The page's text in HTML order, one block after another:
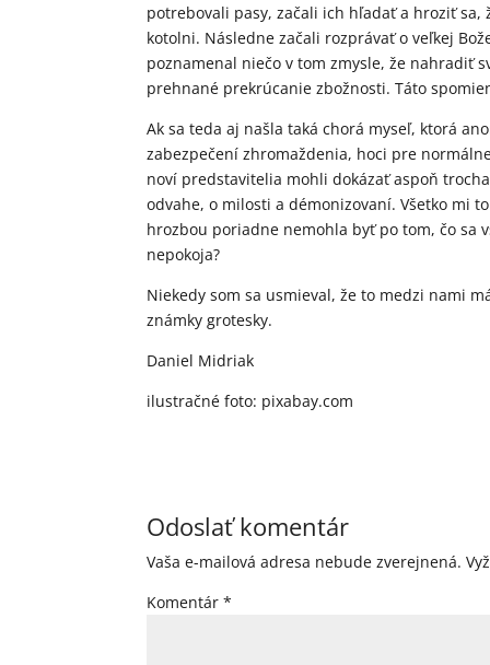
potrebovali pasy, začali ich hľadať a hroziť
kotolni. Následne začali rozprávať o veľkej
poznamenal niečo v tom zmysle, že nahradiť
prehnané prekrúcanie zbožnosti. Táto
Ak sa teda aj našla taká chorá myseľ, ktorá
zabezpečení zhromaždenia, hoci pre
noví predstavitelia mohli dokázať aspoň
odvahe, o milosti a démonizovaní. Všetko mi
hrozbou poriadne nemohla byť po tom, čo sa
nepokoja?
Niekedy som sa usmieval, že to medzi nami
známky grotesky.
Daniel Midriak
ilustračné foto: pixabay.com
Odoslať komentár
Vaša e-mailová adresa nebude zverejnená.
Komentár*